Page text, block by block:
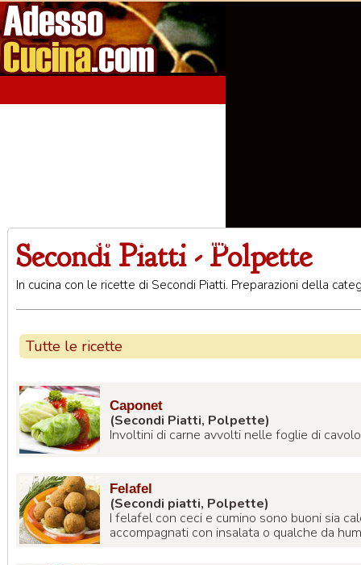
Home Aperitivi Antipasti
Secondi Piatti - Polpette
In cucina con le ricette di Secondi Piatti. Preparazioni della
Tutte le ricette
Caponet
(Secondi Piatti, Polpette)
Involtini di carne avvolti nelle foglie di cavolo
Felafel
(Secondi piatti, Polpette)
I felafel con ceci e cumino sono buoni sia
accompagnati con insalata o qualche da